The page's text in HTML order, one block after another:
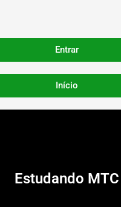
Entrar
Início
Estudando MTC